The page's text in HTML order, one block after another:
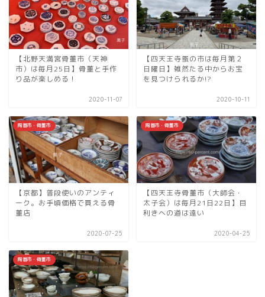
【北野天満宮骨董市（天神
市）は毎月25日】骨董と手作
り品が楽しめる！
2020-11-07
【四天王寺蚤の市は毎月第２
日曜日】雑然たる中からお宝
を見つけられるか!?
2020-10-11
陶器市・骨董市
【京都】普段使いのアンティ
ーク。お手頃価格で買える骨
董店
2020-07-25
陶器市・骨董市
【四天王寺骨董市（大師会・
太子会）は毎月21日22日】目
利きへの道は遠い
2020-04-25
陶器市・骨董市